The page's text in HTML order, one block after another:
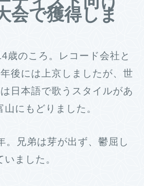
会で獲得しま
歳のころ。レコード会社と
後には上京しましたが、世
日本語で歌うスタイルがあ
にもどりました。
。兄弟は芽が出ず、鬱屈し
ました。